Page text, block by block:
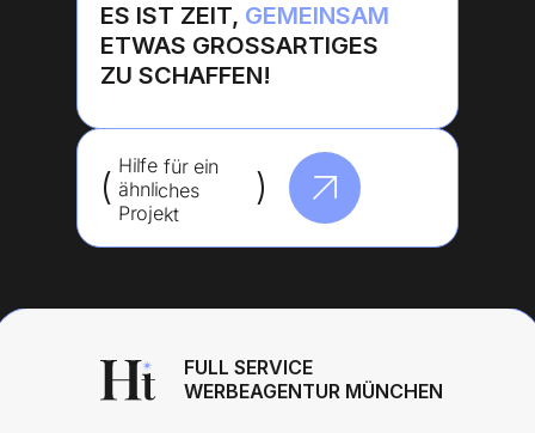
ES IST ZEIT, GEMEINSAM
ETWAS GROSSARTIGES Z
U SCHAFFEN!
(-------- )
Hilfe für ein
ähnliches
Projekt
FULL SERVICE
WERBEAGENTUR MÜNCHEN